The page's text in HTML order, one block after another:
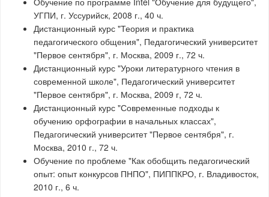
УГПИ, г. Уссурийск, 2008 г., 40 ч.
Дистанционный курс "Теория и практика
педагогического общения", Педагогический университет
"Первое сентября", г. Москва, 2009 г., 72 ч.
Дистанционный курс "Уроки литературного чтения в
современной школе", Педагогический университет
"Первое сентября", г. Москва, 2009 г, 72 ч.
Дистанционный курс "Современные подходы к
обучению орфографии в начальных классах",
Педагогический университет "Первое сентября", г.
Москва, 2010 г., 72 ч.
Обучение по проблеме "Как обобщить педагогический
опыт: опыт конкурсов ПНПО", ПИППКРО, г. Владивосток,
2010 г., 6 ч.